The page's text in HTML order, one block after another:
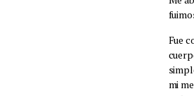
Fue
mi